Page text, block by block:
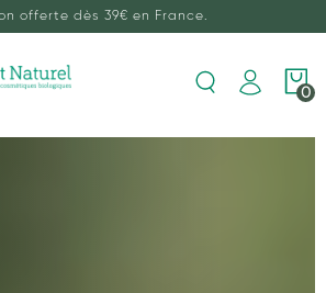
offerte dès 39€ en France.
0